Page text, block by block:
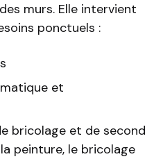
murs. Elle intervient
ponctuels :
et
bricolage et de second
peinture, le bricolage